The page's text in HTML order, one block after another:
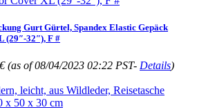
Gurt Gürtel, Spandex Elastic Gepäck
(29″-32″), F #
€(as of 08/04/2023 02:22 PST- Details)